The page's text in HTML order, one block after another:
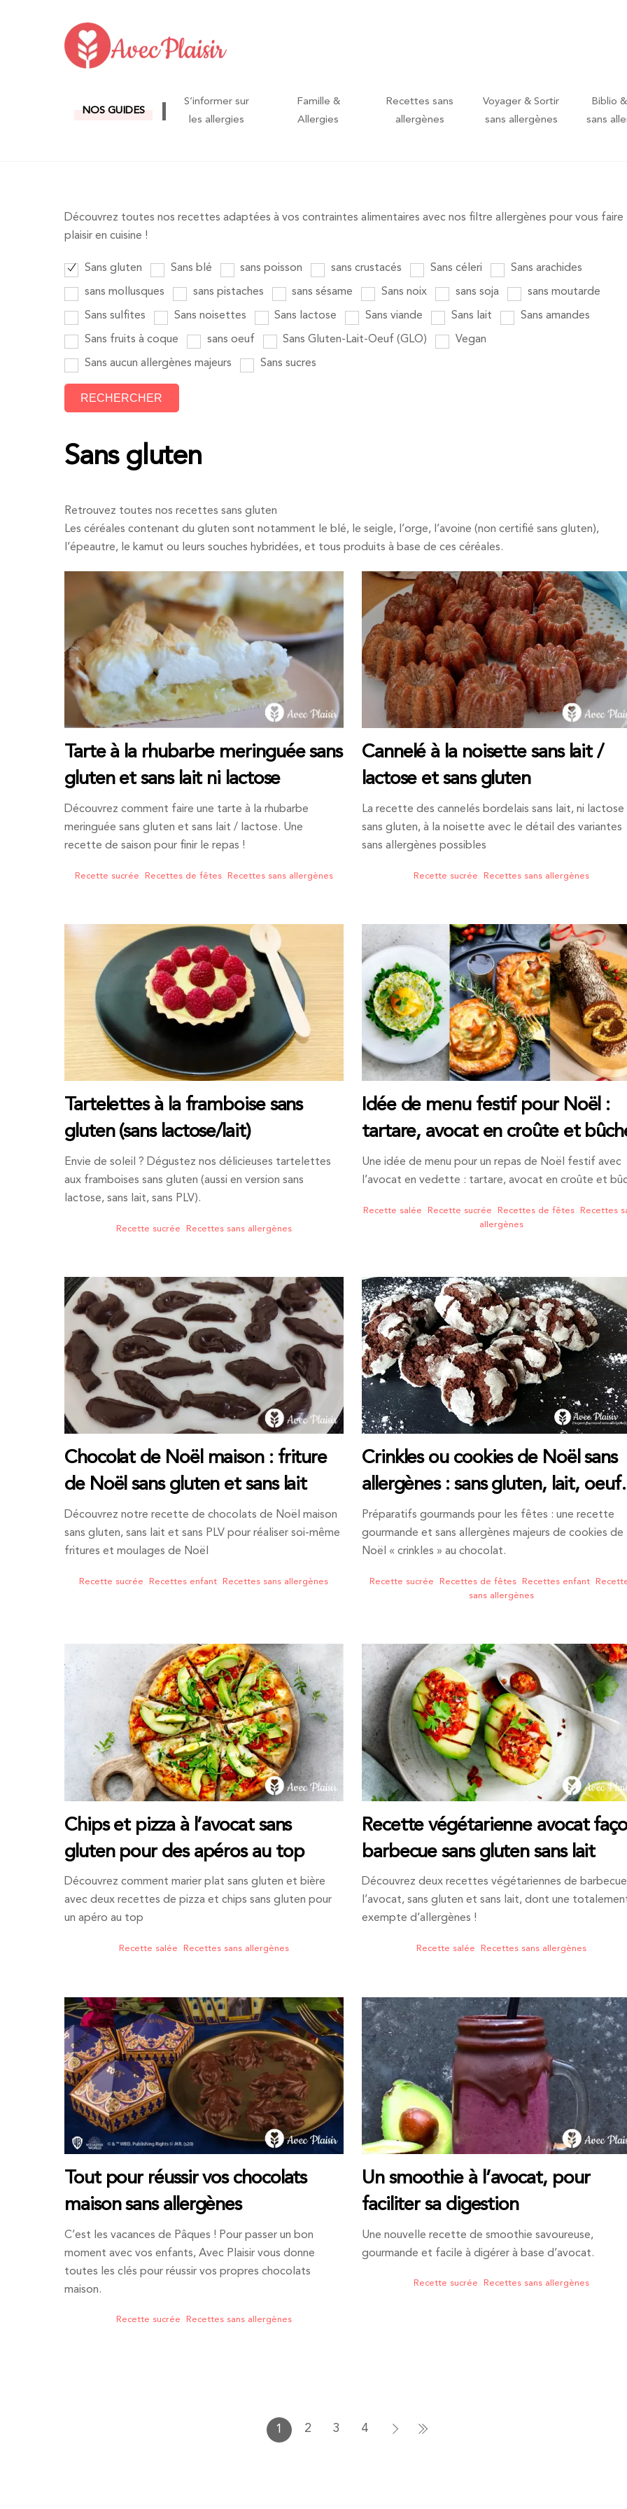
NOS GUIDES
S’informer sur
les allergies
Famille &
Allergies
Recettes sans
allergènes
Voyager & Sortir
sans allergènes
Biblio
sans
Découvrez toutes nos recettes adaptées à vos contraintes alimentaires avec nos filtre allergènes pour vous faire
plaisir en cuisine !
Sans gluten Sans blé sans poisson sans crustacés Sans céleri Sans arachides
sans mollusques sans pistaches sans sésame Sans noix sans soja sans moutarde
Sans sulfites Sans noisettes Sans lactose Sans viande Sans lait Sans amandes
Sans fruits à coque sans oeuf Sans Gluten-Lait-Oeuf (GLO) Vegan
Sans aucun allergènes majeurs Sans sucres
Sans gluten
Retrouvez toutes nos recettes sans gluten
Les céréales contenant du gluten sont notamment le blé, le seigle, l’orge, l’avoine (non certifié sans gluten),
l’épeautre, le kamut ou leurs souches hybridées, et tous produits à base de ces céréales.
Tarte à la rhubarbe meringuée sans
gluten et sans lait ni lactose
Découvrez comment faire une tarte à la rhubarbe
meringuée sans gluten et sans lait / lactose. Une
recette de saison pour finir le repas !
Recette sucrée Recettes de fêtes, Recettes sans allergènes
Cannelé à la noisette sans lait /
lactose et sans gluten
La recette des cannelés bordelais sans lait, ni
sans gluten, à la noisette avec le détail des variantes
sans allergènes possibles
Recette sucrée Recettes sans allergènes
Tartelettes à la framboise sans
gluten (sans lactose/lait)
Envie de soleil ? Dégustez nos délicieuses tartelettes
aux framboises sans gluten (aussi en version sans
lactose, sans lait, sans PLV).
Recette sucrée Recettes sans allergènes
Idée de menu festif pour Noël :
tartare, avocat en croûte et
Une idée de menu pour un repas de Noël festif avec
l’avocat en vedette : tartare, avocat en croûte et
Recette salée Recette sucrée Recettes de fêtes
Recettes
allergènes
Chocolat de Noël maison : friture
de Noël sans gluten et sans lait
Découvrez notre recette de chocolats de Noël maison
sans gluten, sans lait et sans PLV pour réaliser soi-même
fritures et moulages de Noël
Recette sucrée Recettes enfant Recettes sans allergènes
Crinkles ou cookies de Noël sans
allergènes : sans gluten, lait,
Préparatifs gourmands pour les fêtes : une recette
gourmande et sans allergènes majeurs de cookies de
Noël « crinkles » au chocolat.
Recette sucrée Recettes de fêtes, Recettes enfant,
sans allergènes
Chips et pizza à l’avocat sans
gluten pour des apéros au top
Découvrez comment marier plat sans gluten et bière
avec deux recettes de pizza et chips sans gluten pour
un apéro au top
Recette salée Recettes sans allergènes
Recette végétarienne avocat
barbecue sans gluten sans lait
Découvrez deux recettes végétariennes de
l’avocat, sans gluten et sans lait, dont une
exempte d’allergènes !
Recette salée Recettes sans allergènes
Tout pour réussir vos chocolats
maison sans allergènes
C’est les vacances de Pâques ! Pour passer un bon
moment avec vos enfants, Avec Plaisir vous donne
toutes les clés pour réussir vos propres chocolats
maison.
Recette sucrée Recettes sans allergènes
Un smoothie à l’avocat, pour
faciliter sa digestion
Une nouvelle recette de smoothie savoureuse,
gourmande et facile à digérer à base d’avocat.
Recette sucrée Recettes sans allergènes
1 2 3 4